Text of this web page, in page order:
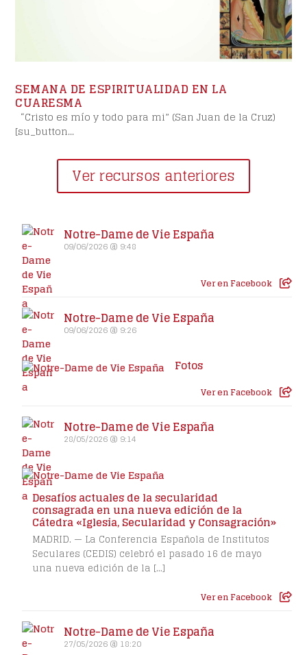
SEMANA DE ESPIRITUALIDAD EN LA
CUARESMA
“Cristo es mío y todo para mi” (San Juan de la Cruz)
[su_button...
Ver recursos anteriores
Notre-Dame de Vie España
09/06/2026 @ 9:48
Ver en Facebook
Notre-Dame de Vie España
09/06/2026 @ 9:26
Fotos
Ver en Facebook
Notre-Dame de Vie España
28/05/2026 @ 9:14
Desafíos actuales de la secularidad
consagrada en una nueva edición de la
Cátedra «Iglesia, Secularidad y Consagración»
MADRID. — La Conferencia Española de Institutos
Seculares (CEDIS) celebró el pasado 16 de mayo
una nueva edición de la […]
Ver en Facebook
Notre-Dame de Vie España
27/05/2026 @ 18:20